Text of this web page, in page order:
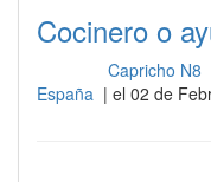
Cocinero o
Capricho N8
España | el 02 de